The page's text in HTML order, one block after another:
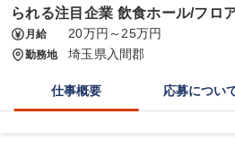
られる注目企業 飲食ホール/フロ
月給 20万円～25万円
勤務地 埼玉県入間郡
仕事概要 応募につい